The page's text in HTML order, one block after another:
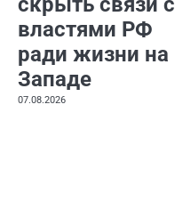
властями РФ
ради жизни на
Западе
07.08.2026